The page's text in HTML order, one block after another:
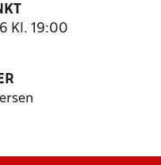
Kl. 19:00